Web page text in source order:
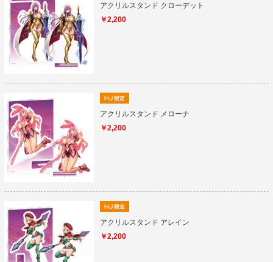
アクリルスタンド クローデット
￥2,200
アクリルスタンド メローナ
￥2,200
アクリルスタンド アレイン
￥2,200